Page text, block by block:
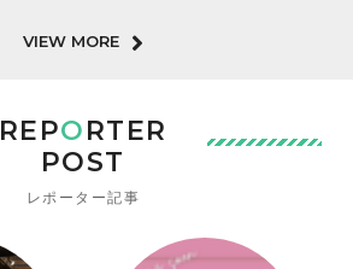
VIEW MORE
REPORTER
POST
レポーター記事